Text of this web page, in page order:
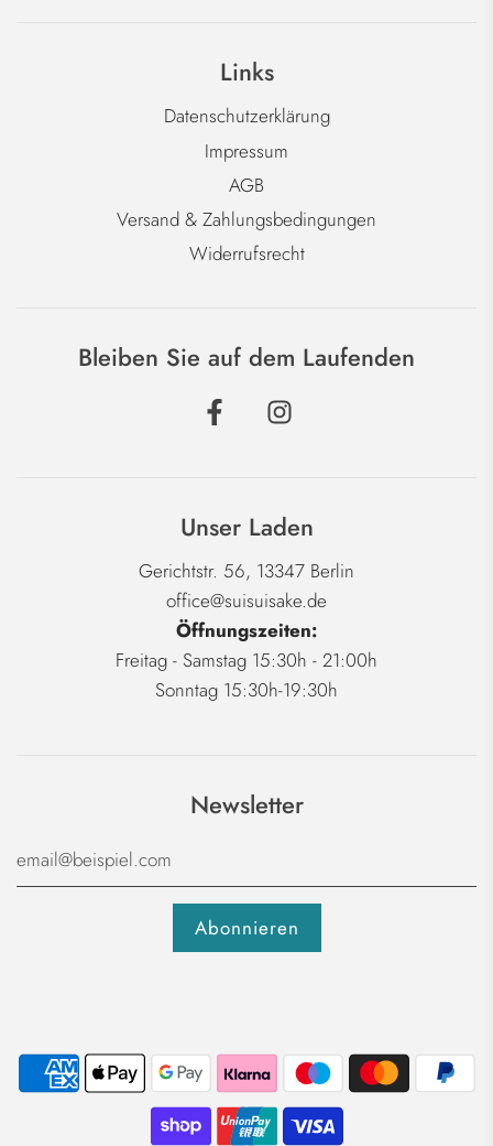
Links
Datenschutzerklärung
Impressum
AGB
Versand & Zahlungsbedingungen
Widerrufsrecht
Bleiben Sie auf dem Laufenden
Unser Laden
Gerichtstr. 56, 13347 Berlin
office@suisuisake.de
Öffnungszeiten:
Freitag - Samstag 15:30h - 21:00h
Sonntag 15:30h-19:30h
Newsletter